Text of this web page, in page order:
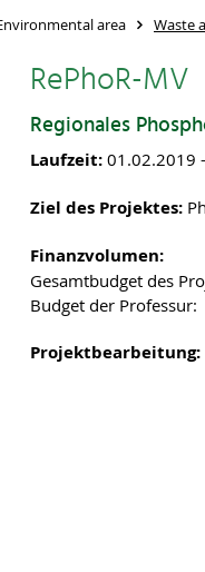
area Waste
RePhoR-MV
Regionales
Laufzeit: 01.02.2019
Ziel des Projektes:
Finanzvolumen:
Gesamtbudget des
Budget der
Projektbearbeitung: